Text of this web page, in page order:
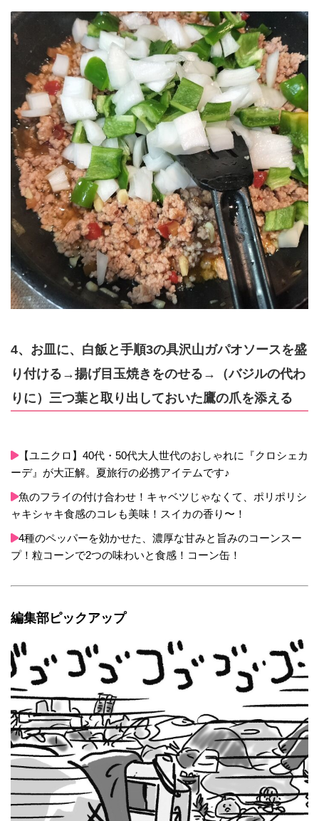
4、お皿に、白飯と手順3の具沢山ガパオソースを盛
り付ける→揚げ目玉焼きをのせる→（バジルの代わ
りに）三つ葉と取り出しておいた鷹の爪を添える
【ユニクロ】40代・50代大人世代のおしゃれに『クロシェカ
ーデ』が大正解。夏旅行の必携アイテムです♪
魚のフライの付け合わせ！キャベツじゃなくて、ポリポリシ
ャキシャキ食感のコレも美味！スイカの香り〜！
4種のペッパーを効かせた、濃厚な甘みと旨みのコーンスー
プ！粒コーンで2つの味わいと食感！コーン缶！
編集部ピックアップ